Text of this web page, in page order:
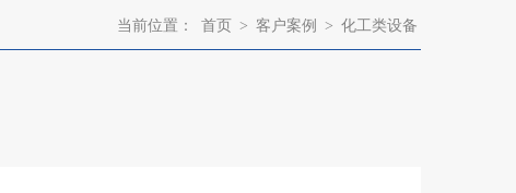
当前位置： 首页 > 客户案例 > 化工类设备